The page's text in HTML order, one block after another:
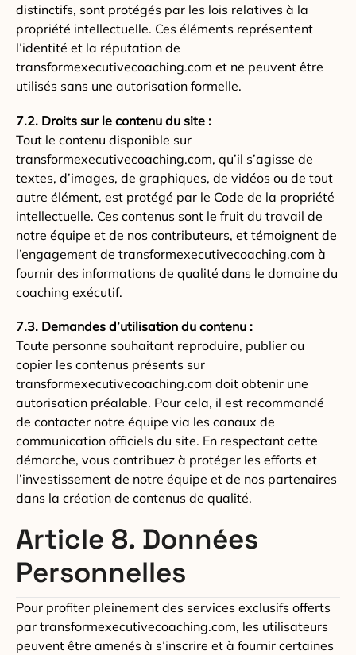
distinctifs, sont protégés par les lois relatives à la
propriété intellectuelle. Ces éléments représentent
l’identité et la réputation de
transformexecutivecoaching.com et ne peuvent être
utilisés sans une autorisation formelle.
7.2. Droits sur le contenu du site :
Tout le contenu disponible sur
transformexecutivecoaching.com, qu’il s’agisse de
textes, d’images, de graphiques, de vidéos ou de tout
autre élément, est protégé par le Code de la propriété
intellectuelle. Ces contenus sont le fruit du travail de
notre équipe et de nos contributeurs, et témoignent de
l’engagement de transformexecutivecoaching.com à
fournir des informations de qualité dans le domaine du
coaching exécutif.
7.3. Demandes d’utilisation du contenu :
Toute personne souhaitant reproduire, publier ou
copier les contenus présents sur
transformexecutivecoaching.com doit obtenir une
autorisation préalable. Pour cela, il est recommandé
de contacter notre équipe via les canaux de
communication officiels du site. En respectant cette
démarche, vous contribuez à protéger les efforts et
l’investissement de notre équipe et de nos partenaires
dans la création de contenus de qualité.
Article 8. Données
Personnelles
Pour profiter pleinement des services exclusifs offerts
par transformexecutivecoaching.com, les utilisateurs
peuvent être amenés à s’inscrire et à fournir certaines